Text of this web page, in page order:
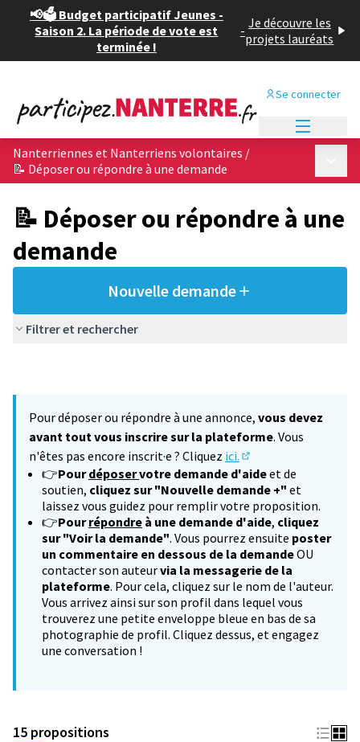
📢🗳️ Budget participatif Jeunes -
Saison 2. La période de vote est
terminée !
- Je découvre les
projets lauréats
Se connecter
Nanterriennes et Nanterriens volontaires /
📝 Déposer ou répondre à une demande
📝 Déposer ou répondre à une
demande
Nouvelle demande
Filtrer et rechercher
Pour déposer ou répondre à une annonce, vous devez
avant tout vous inscrire sur la plateforme. Vous
n'êtes pas encore inscrit·e ? Cliquez ici.
(S'ouvre dans un
👉Pourdéposervotre demande d'aideet de
soutien, cliquez sur "Nouvelle demande +" et
laissez vous guidez pour remplir votre proposition.
👉Pourrépondre à une demande d'aide, cliquez
sur "Voir la demande". Vous pourrez ensuite poster
un commentaire en dessous de la demandeOU
contacter son auteurvia la messagerie de la
plateforme. Pour cela, cliquez sur le nom de l'auteur.
Vous arrivez ainsi sur son profil dans lequel vous
trouverez une petite enveloppe bleue en bas de sa
photographie de profil. Cliquez dessus, et engagez
une conversation !
15 propositions